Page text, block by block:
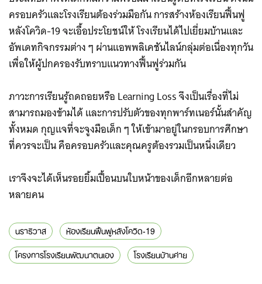
ครอบครัวและโรงเรียนต้องร่วมมือกัน การสร้างห้องเรียนฟื้นฟู
หลังโควิด-19 จะเอื้อประโยชน์ให้ โรงเรียนได้ไปเยี่ยมบ้านและ
อัพเดทกิจกรรมต่าง ๆ ผ่านแอพพลิเคชันไลน์กลุ่มต่อเนื่องทุกวัน
เพื่อให้ผู้ปกครองรับทราบแนวทางฟื้นฟูร่วมกัน
ภาวะการเรียนรู้ถดถอยหรือ Learning Loss จึงเป็นเรื่องที่ไม่
สามารถมองข้ามได้ และการปรับตัวของทุกพาร์ทเนอร์นั้นสำคัญ
ทั้งหมด กุญแจที่จะจูงมือเด็ก ๆ ให้เข้ามาอยู่ในกรอบการศึกษา
ที่ควรจะเป็น คือครอบครัวและคุณครูต้องรวมเป็นหนึ่งเดียว
เราจึงจะได้เห็นรอยยิ้มเปื้อนบนใบหน้าของเด็กอีกหลายต่อ
หลายคน
นราธิวาส
ห้องเรียนฟื้นฟูหลังโควิด-19
โครงการโรงเรียนพัฒนาตนเอง
โรงเรียนบ้านค่าย